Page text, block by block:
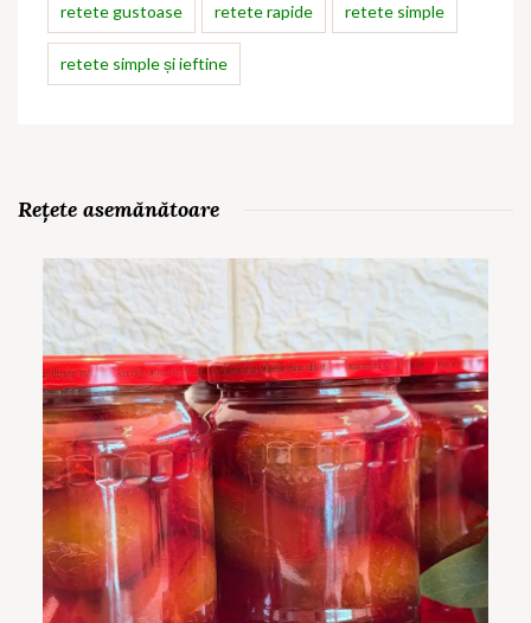
retete gustoase retete rapide retete simple
retete simple și ieftine
Rețete asemănătoare